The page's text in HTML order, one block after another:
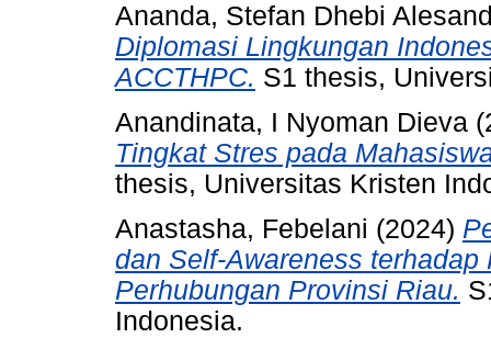
Ananda, Stefan Dhebi
Diplomasi Lingkungan
ACCTHPC. S1 thesis,
Anandinata, I Nyoman Dieva
Tingkat Stres pada
thesis, Universitas Kristen
Anastasha, Febelani (2024)
dan Self-Awareness
Perhubungan Provinsi Riau.
Indonesia.